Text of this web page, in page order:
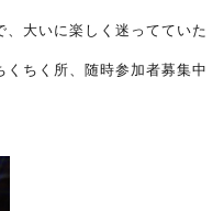
大いに楽しく迷ってていた
ちく所、随時参加者募集中